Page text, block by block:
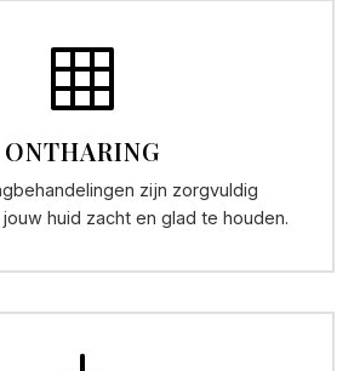
ONTHARING
zijn zorgvuldig
huid zacht en glad te houden.